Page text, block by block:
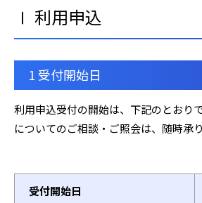
Ⅰ 利用申込
1 受付開始日
利用申込受付の開始は、下記のとおり
についてのご相談・ご照会は、随時承り
受付開始日